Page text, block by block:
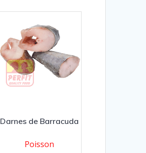
Darnes de Barracuda
Poisson